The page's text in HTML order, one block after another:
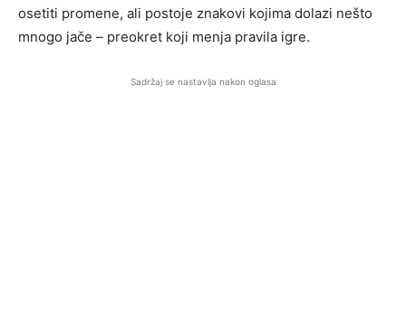
osetiti promene, ali postoje znakovi kojima dolazi nešto
mnogo jače – preokret koji menja pravila igre.
Sadržaj se nastavlja nakon oglasa